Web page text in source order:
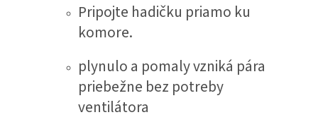
Pripojte hadičku priamo ku
komore.
plynulo a pomaly vzniká pára
priebežne bez potreby
ventilátora